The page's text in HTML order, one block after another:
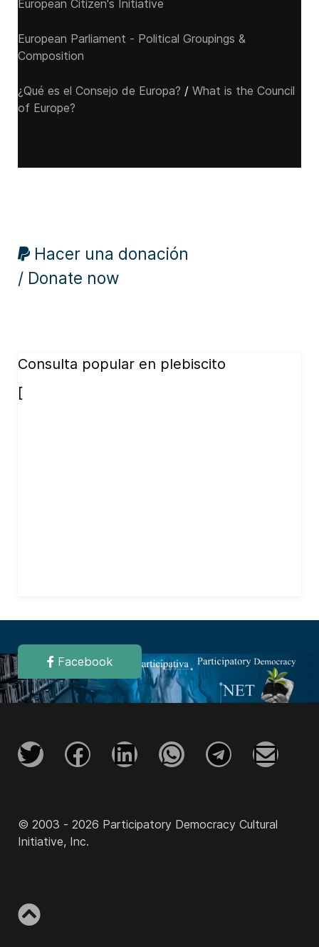
European Citizen's Initiative
European Parliament - Political Groupings &
Composition
¿Qué es el Consejo de Europa? / What is the Council
of Europe?
Hacer una donación
/ Donate now
Consulta popular en plebiscito
[
Facebook
© 2003 - 2026 Participatory Democracy Cultural
Initiative, Inc.